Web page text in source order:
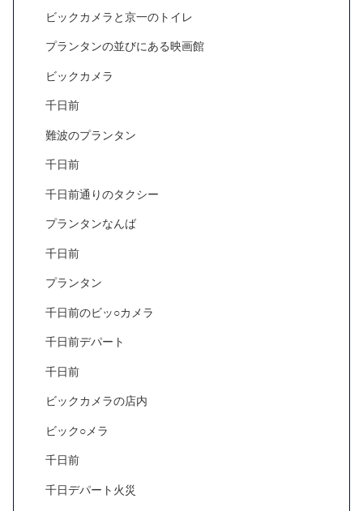
ビックカメラと京一のトイレ
プランタンの並びにある映画館
ビックカメラ
千日前
難波のプランタン
千日前
千日前通りのタクシー
プランタンなんば
千日前
プランタン
千日前のビッ○カメラ
千日前デパート
千日前
ビックカメラの店内
ビック○メラ
千日前
千日デパート火災